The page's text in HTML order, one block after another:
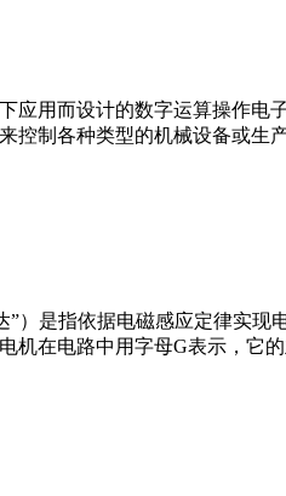
应用而设计的数字运算操作
控制各种类型的机械设备或生产
”）是指依据电磁感应定律实
机在电路中用字母G表示，它